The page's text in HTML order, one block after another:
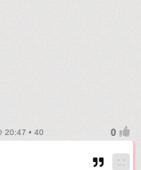
20:47 • 40